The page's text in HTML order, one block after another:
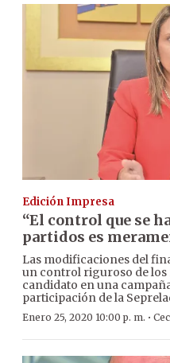
Edición Impresa
“El control que se
partidos es
Las modificaciones del
un control riguroso de los
candidato en una
participación de la
Enero 25, 2020 10:00 p. m. ·